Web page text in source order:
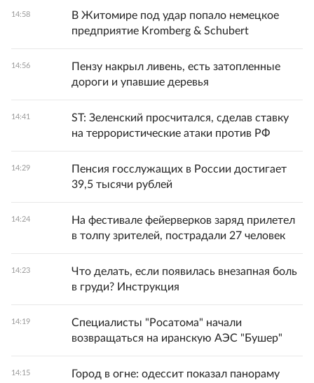
14:58
В Житомире под удар попало немецкое
предприятие Kromberg & Schubert
14:56
Пензу накрыл ливень, есть затопленные
дороги и упавшие деревья
14:41
ST: Зеленский просчитался, сделав ставку
на террористические атаки против РФ
14:29
Пенсия госслужащих в России достигает
39,5 тысячи рублей
14:24
На фестивале фейерверков заряд прилетел
в толпу зрителей, пострадали 27 человек
14:23
Что делать, если появилась внезапная боль
в груди? Инструкция
14:19
Специалисты "Росатома" начали
возвращаться на иранскую АЭС "Бушер"
14:15
Город в огне: одессит показал панораму